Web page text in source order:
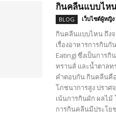
กินคลีนแบบไหน
BLOG เว็บไซต์ผู้หญิ
กินคลีนแบบไหน ถึง
เรื่องอาหารการกิน
Eating) ซึ่งเป็นการ
ทรานส์ และน้ำตาล
คำตอบกัน กินคลีนคื
โภชนาการสูง ปราศ
เน้นการกินผัก ผลไม้
การกินคลีนมีประโย